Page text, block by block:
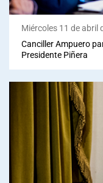
Miércoles 11 de abril
Canciller Ampuero
Presidente Piñera